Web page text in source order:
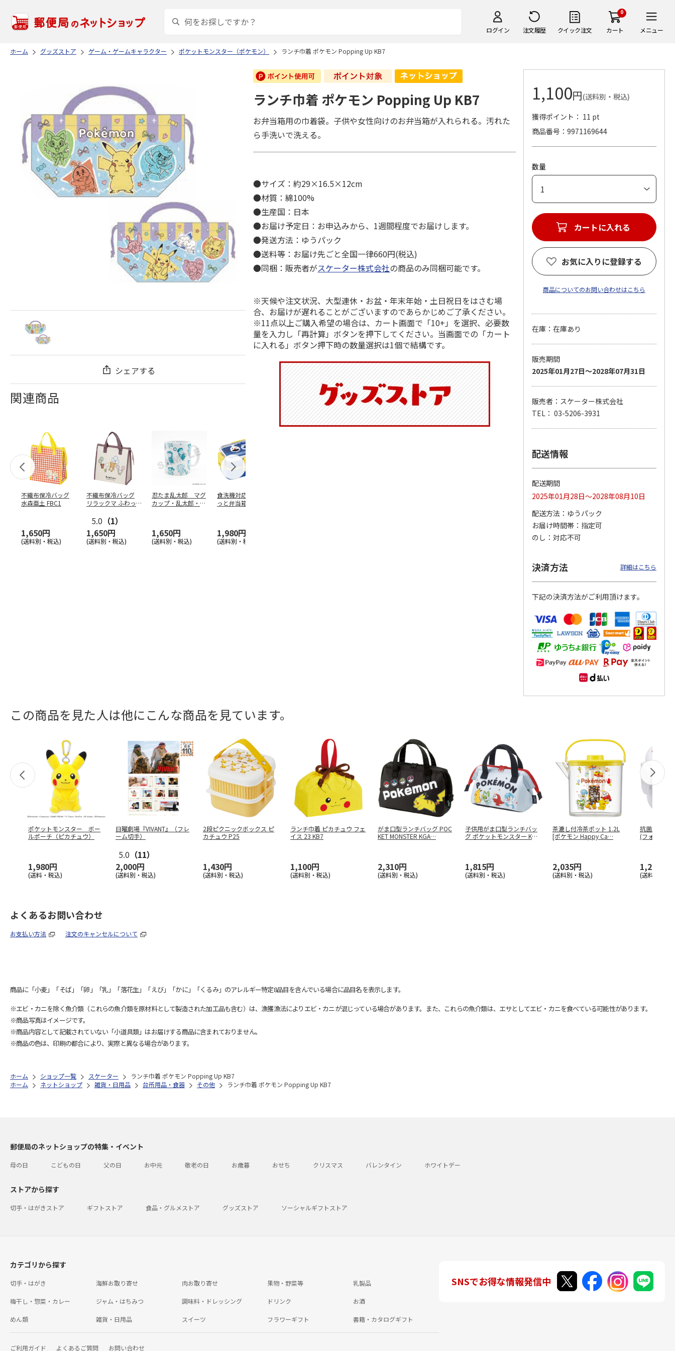
ログイン 注文履歴 クイック注文
0
カート メニュー
ホーム グッズストア ゲーム・ゲームキャラクター ポケットモンスター（ポケモン） ランチ巾着 ポケモン Popping Up KB7
シェアする
関連商品
不織布保冷バッグ
水森亜土 FBC1
1,650円
(送料別・税込)
不織布保冷バッグ
リラックマ ふわっ
5.0 （1）
1,650円
(送料別・税込)
忍たま乱太郎 マグ
カップ・乱太郎・き
1,650円
(送料別・税込)
食洗機対応 2段ふわ
っと弁当箱 パペッ
1,980円
(送料別・税込)
八角形ステンレスマ
ラックマ リラッ…
4,510円
(送料別・税込)
マスコット付箸・箸
ランチ巾着 ポケモン Popping Up KB7
お弁当箱用の巾着袋。子供や女性向けのお弁当箱が入れられる。汚れた
ら手洗いで洗える。
●サイズ：約29×16.5×12cm
●材質：綿100%
●生産国：日本
●お届け予定日：お申込みから、1週間程度でお届けします。
●発送方法：ゆうパック
●送料等：お届け先ごと全国一律660円(税込)
●同梱：販売者がスケーター株式会社の商品のみ同梱可能です。
※天候や注文状況、大型連休・お盆・年末年始・土日祝日をはさむ場
合、お届けが遅れることがございますのであらかじめご了承ください。
※11点以上ご購入希望の場合は、カート画面で「10+」を選択、必要数
量を入力し「再計算」ボタンを押下してください。当画面での「カート
に入れる」ボタン押下時の数量選択は1個で結構です。
1,100円(送料別・税込)
獲得ポイント： 11 pt
商品番号
9971169644
数量
カートに入れる
お気に入りに登録する
商品についてのお問い合わせはこちら
在庫：在庫あり
販売期間
2025年01月27日～2028年07月31日
販売者：スケーター株式会社
TEL： 03-5206-3931
配送情報
配送期間
2025年01月28日～2028年08月10日
配送方法
ゆうパック
お届け時間帯
指定可
のし
対応不可
決済方法 詳細はこちら
下記の決済方法がご利用頂けます。
この商品を見た人は他にこんな商品を見ています。
ポケットモンスター ボー
ルポーチ（ピカチュウ）
1,980円
(送料・税込)
日曜劇場『VIVANT』（フレ
ーム切手）
5.0 （11）
2,000円
(送料別・税込)
2段ピクニックボックス ピ
カチュウ P25
1,430円
(送料別・税込)
ランチ巾着 ピカチュウ フェ
イス 23 KB7
1,100円
(送料別・税込)
がま口型ランチバッグ POC
KET MONSTER KGA…
2,310円
(送料別・税込)
子供用がま口型ランチバッ
グ ポケットモンスター KGA
1,815円
(送料別・税込)
茶漉し付冷茶ポット 1.2L
[ポケモン Happy Ca…
2,035円
(送料別・税込)
抗菌丸型ラ
(フォーク付
1,210円
(送料別・税
よくあるお問い合わせ
お支払い方法 注文のキャンセルについて
商品に「小麦」「そば」「卵」「乳」「落花生」「えび」「かに」「くるみ」のアレルギー特定8品目を含んでいる場合に品目名を表示します。
※エビ・カニを除く魚介類（これらの魚介類を原材料として製造された加工品も含む）は、漁獲漁法によりエビ・カニが混じっている場合があります。また、これらの魚介類は、エサとしてエビ・カニを食べている可能性があります。
※商品写真はイメージです。
※商品内容として記載されていない「小道具類」はお届けする商品に含まれておりません。
※商品の色は、印刷の都合により、実際と異なる場合があります。
ホーム ショップ一覧 スケーター
ランチ巾着 ポケモン Popping Up KB7
ホーム
ネットショップ 雑貨・日用品 台所用品・食器 その他 ランチ巾着 ポケモン Popping Up KB7
郵便局のネットショップの特集・イベント
母の日 こどもの日 父の日 お中元 敬老の日 お歳暮 おせち クリスマス バレンタイン ホワイトデー
ストアから探す
切手・はがきストア ギフトストア 食品・グルメストア グッズストア ソーシャルギフトストア
カテゴリから探す
切手・はがき 海鮮お取り寄せ 肉お取り寄せ 果物・野菜等 乳製品
梅干し・惣菜・カレー ジャム・はちみつ 調味料・ドレッシング ドリンク お酒
めん類 雑貨・日用品 スイーツ フラワーギフト 書籍・カタログギフト
ご利用ガイド よくあるご質問 お問い合わせ
SNSでお得な情報発信中